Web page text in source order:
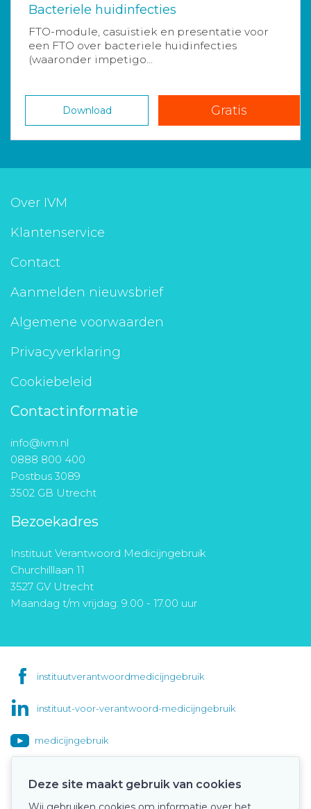
Bacteriele huidinfecties
FTO-module, casuïstiek en presentatie voor
een FTO over bacteriele huidinfecties
(waaronder impetigo...
Download Gratis
Over IVM
Klantenservice
Contact
Aanmelden nieuwsbrief
Algemene voorwaarden
Privacyverklaring
Cookiebeleid
Contactinformatie
info@ivm.nl
0888 800 400
Postbus 3089
3502 GB Utrecht
Bezoekadres
Instituut Verantwoord Medicijngebruik
Churchilllaan 11
3527 GV Utrecht
Maandag t/m vrijdag: 9.00 - 17.00 uur
instituutverantwoordmedicijngebruik
instituut-voor-verantwoord-medicijngebruik
medicijngebruik
Deze site maakt gebruik van cookies